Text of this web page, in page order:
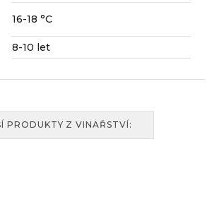
16-18 °C
8-10 let
PRODUKTY Z VINAŘSTVÍ: